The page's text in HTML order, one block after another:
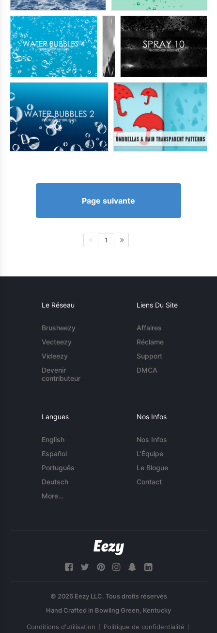
Page suivante
1
Le Réseau
Brusheezy
Vecteezy
Videezy
Devenir
contributeur
Liens Du Site
Affaires
Réclame
Support
DMCA
Langues
English
Español
Português
Deutsch
More...
Nos Infos
Nos Infos
L'Équipe
Le Blogue
Contact
© 2026 Eezy LLC. Tous droits réservés
Conditions d'utilisation Politique de confidentialité